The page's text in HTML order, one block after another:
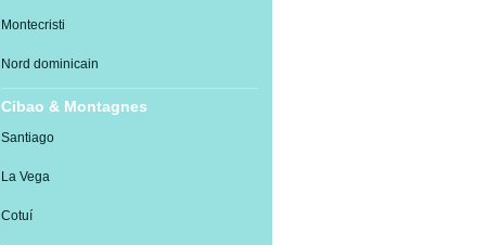
Montecristi
Nord dominicain
Cibao & Montagnes
Santiago
La Vega
Cotuí